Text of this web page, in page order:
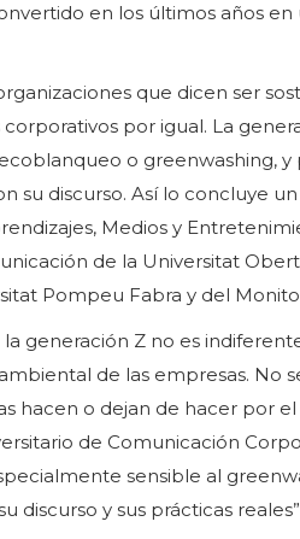
en los últimos años
que dicen ser
por igual. La
o greenwashing,
su discurso. Así lo concluye
Medios y
de la Universitat
Pompeu Fabra y del
generación Z no es
de las empresas. No
hacen o dejan de hacer por
de Comunicación
sensible al
discurso y sus prácticas